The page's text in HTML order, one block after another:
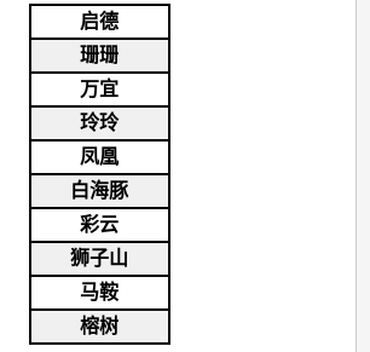
启德
珊珊
万宜
玲玲
凤凰
白海豚
彩云
狮子山
马鞍
榕树